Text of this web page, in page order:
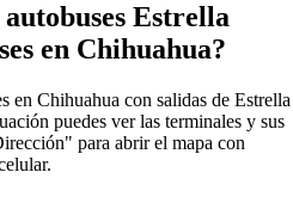
Estrella
en Chihuahua?
en Chihuahua con salidas de Estrella
puedes ver las terminales y sus
para abrir el mapa con